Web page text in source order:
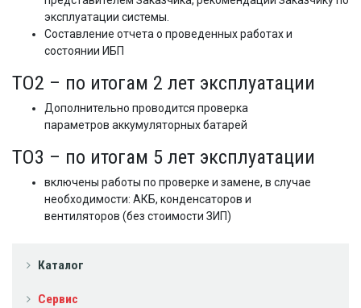
Каталог
Сервис
эксплуатации системы.
Составление отчета о проведенных работах и
состоянии ИБП
ТО2 – по итогам 2 лет эксплуатации
Дополнительно проводится проверка
параметров аккумуляторных батарей
ТО3 – по итогам 5 лет эксплуатации
включены работы по проверке и замене, в случае
необходимости: АКБ, конденсаторов и
вентиляторов (без стоимости ЗИП)